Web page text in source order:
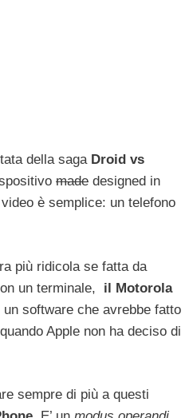
della saga Droid vs
made designed in
è semplice: un telefono
più ridicola se fatta da
un terminale, il Motorola
software che avrebbe fatto
Apple non ha deciso di
sempre di più a questi